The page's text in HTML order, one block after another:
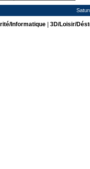
Informatique| 3D/Loisir/